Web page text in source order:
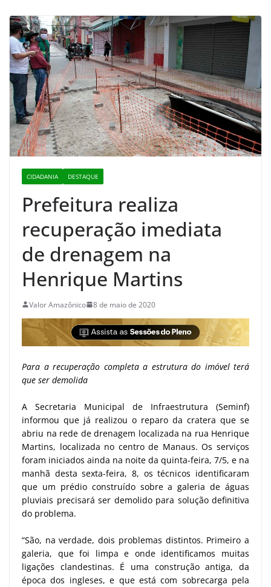
CIDADANIA DESTAQUE
Prefeitura realiza
recuperação imediata
de drenagem na
Henrique Martins
Valor Amazônico 8 de maio de 2020
Para a recuperação completa a estrutura do imóvel terá
que ser demolida
A Secretaria Municipal de Infraestrutura (Seminf)
informou que já realizou o reparo da cratera que se
abriu na rede de drenagem localizada na rua Henrique
Martins, localizada no centro de Manaus. Os serviços
foram iniciados ainda na noite da quinta-feira, 7/5, e na
manhã desta sexta-feira, 8, os técnicos identificaram
que um prédio construído sobre a galeria de águas
pluviais precisará ser demolido para solução definitiva
do problema.
“São, na verdade, dois problemas distintos. Primeiro a
galeria, que foi limpa e onde identificamos muitas
ligações clandestinas. É uma construção antiga, da
época dos ingleses, e que está com sobrecarga pela